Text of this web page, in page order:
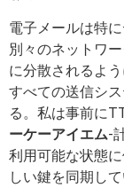
電子メールは特
別々のネットワ
に分散されるよ
すべての送信シ
る。私は事前に
ーケーアイエム-
利用可能な状態
しい鍵を同期し